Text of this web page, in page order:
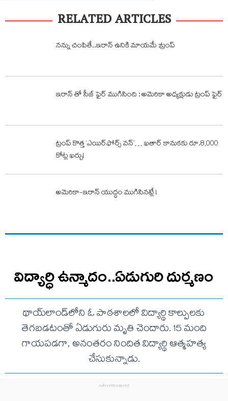
RELATED ARTICLES
నన్ను చంపితే..ఇరాన్ ఉనికి మాయమే :ట్రంప్
ఇరాన్ తో సీజ్ ఫైర్ ముగిసింది : అమెరికా అధ్యక్షుడు ట్రంప్ ఫైర్
ట్రంప్‌ కొత్త ‘ఎయిర్​ఫోర్స్​ వన్​’… ఖతార్‌ కానుకకు రూ.8,000
కోట్ల ఖర్చు!
అమెరికా-ఇరాన్‌ యుద్ధం ముగిసినట్లే !
విద్యార్ధి ఉన్మాదం..ఏడుగురి దుర్మణం
థాయ్‌లాండ్‌లోని ఓ పాఠశాలలో విద్యార్థి కాల్పులకు
తెగబడటంతో ఏడుగురు మృతి చెందారు. 15 మంది
గాయపడగా, అనంతరం నిందిత విద్యార్థి ఆత్మహత్య
చేసుకున్నాడు.